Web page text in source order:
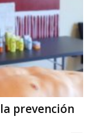
prevención